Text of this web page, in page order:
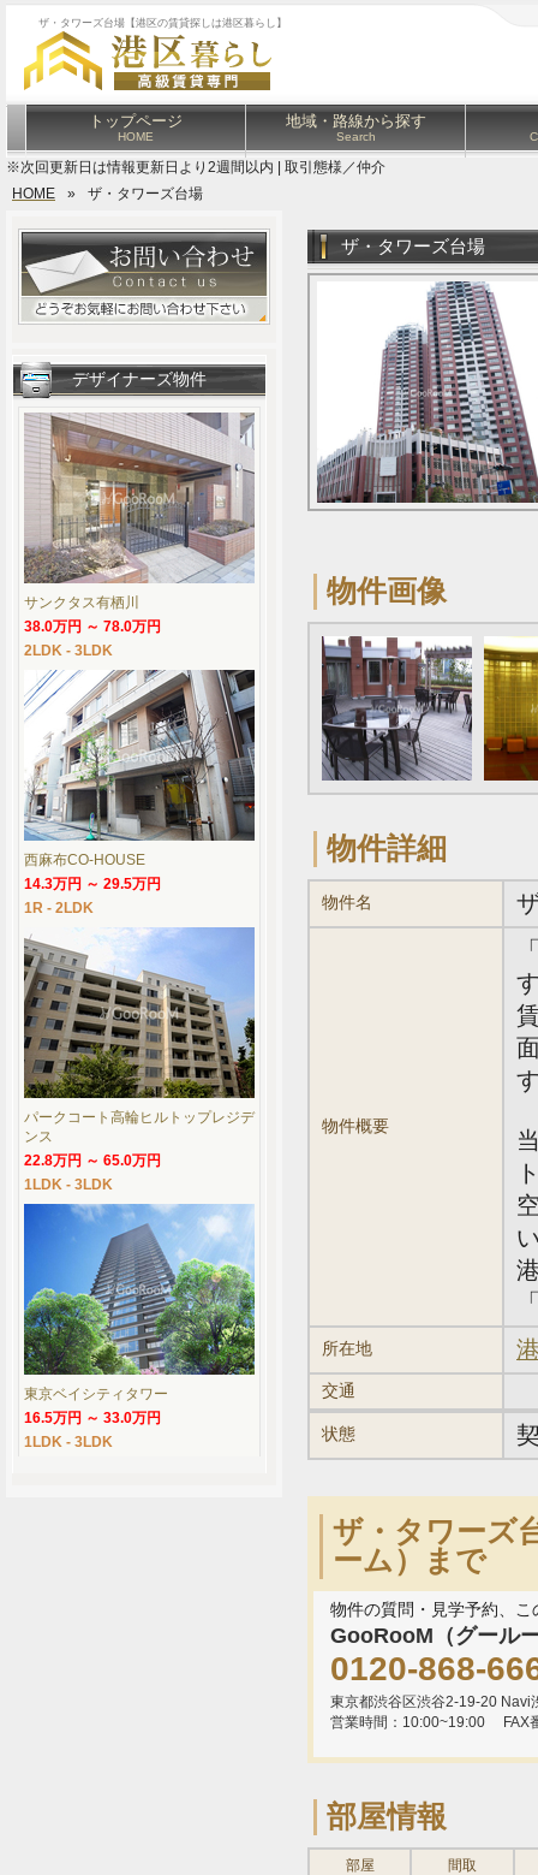
ザ・タワーズ台場【港区の賃貸探しは港区暮らし】
トップページ
HOME
地域・路線から探す
Search
※次回更新日は情報更新日より2週間以内 | 取引態様／仲介
HOME
» ザ・タワーズ台場
ザ・タワーズ台場
物件画像
物件詳細
物件名
物件概要
所在地
交通
状態
ザ・タワーズ
ーム）まで
物件の質問・見学予約、
GooRooM（グール
0120-868-
東京都渋谷区渋谷2-19-20 Navi
営業時間：10:00~19:00
FAX
部屋情報
部屋 間取
デザイナーズ物件
サンクタス有栖川
38.0万円 ～ 78.0万円
2LDK - 3LDK
西麻布CO-HOUSE
14.3万円 ～ 29.5万円
1R - 2LDK
パークコート高輪ヒルトップレジデ
ンス
22.8万円 ～ 65.0万円
1LDK - 3LDK
東京ベイシティタワー
16.5万円 ～ 33.0万円
1LDK - 3LDK